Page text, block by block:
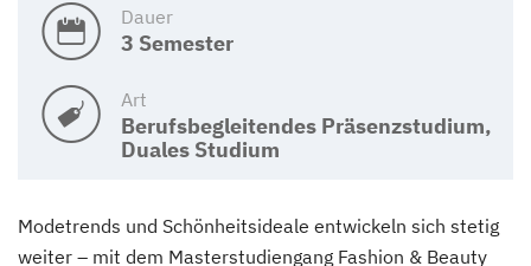
Dauer
3 Semester
Art
Berufsbegleitendes Präsenzstudium,
Duales Studium
Modetrends und Schönheitsideale entwickeln sich stetig
weiter – mit dem Masterstudiengang Fashion & Beauty